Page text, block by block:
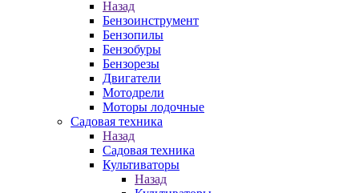
Назад
Бензоинструмент
Бензопилы
Бензобуры
Бензорезы
Двигатели
Мотодрели
Моторы лодочные
Садовая техника
Назад
Садовая техника
Культиваторы
Назад